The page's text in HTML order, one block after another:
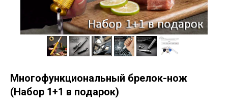
Многофункциональный брелок-нож
(Набор 1+1 в подарок)